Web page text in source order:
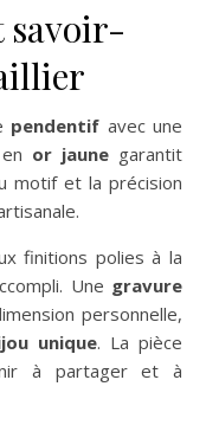
savoir-
pendentif avec une
or jaune garantit
motif et la précision
finitions polies à la
Une gravure
personnelle,
unique. La pièce
à partager et à